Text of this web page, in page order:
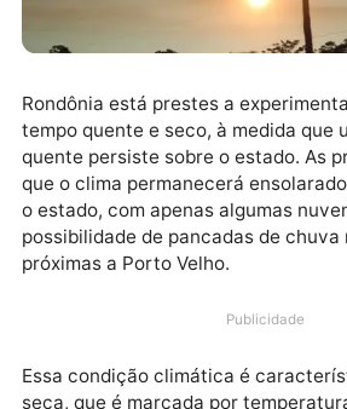
Rondônia está prestes a
tempo quente e seco, à medida
quente persiste sobre o estado.
o estado, com apenas algumas
próximas a Porto Velho.